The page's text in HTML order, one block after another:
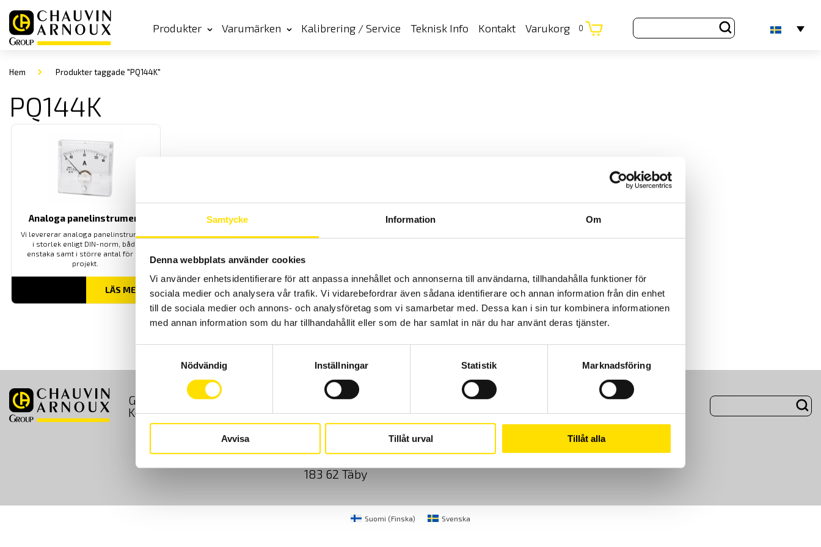
Samtycke Information Om
Denna webbplats använder cookies
Vi använder enhetsidentifierare för att anpassa innehållet och annonserna till användarna, tillhandahålla funktioner för
sociala medier och analysera vår trafik. Vi vidarebefordrar även sådana identifierare och annan information från din enhet
till de sociala medier och annons- och analysföretag som vi samarbetar med. Dessa kan i sin tur kombinera informationen
med annan information som du har tillhandahållit eller som de har samlat in när du har använt deras tjänster.
Nödvändig
Inställningar Statistik Marknadsföring
Avvisa Tillåt urval Tillåt alla
Produkter Varumärken Kalibrering / Service Teknisk Info Kontakt Varukorg 0
Hem Produkter taggade "PQ144K"
PQ144K
Analoga panelinstrument
Vi levererar analoga panelinstrument
i storlek enligt DIN-norm, både
enstaka samt i större antal för ert
projekt.
LÄS MER
GDPR Köpvillkor Cookies Kundundersökning
Om Oss
Kontakt
Sjöflygvägen 35
183 62 Täby
08-50 52 68 00
info@camatsystem.com
Suomi (Finska) Svenska